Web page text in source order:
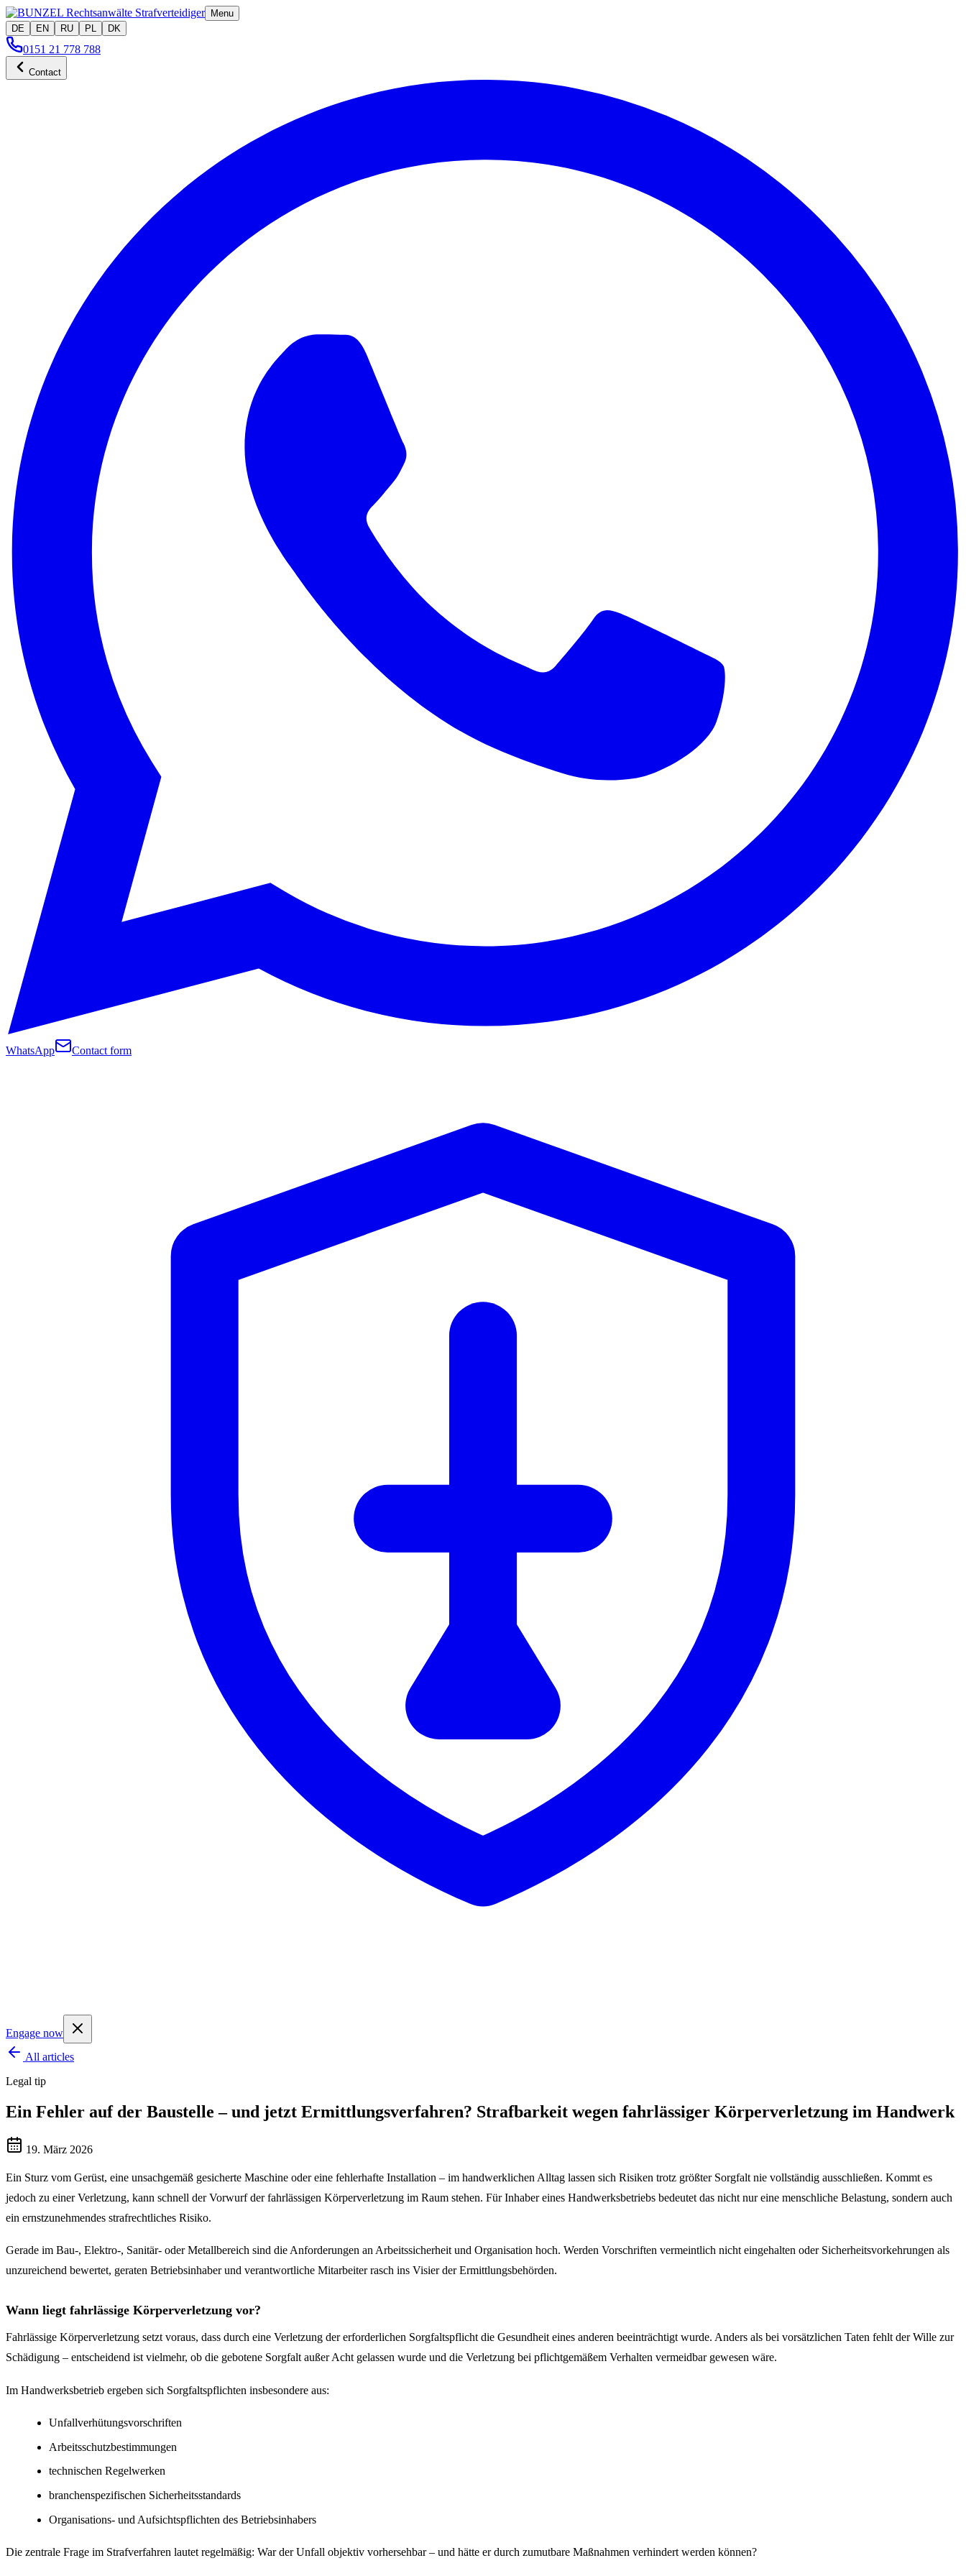
Menu
DE
EN RU PL DK
0151 21 778 788
Contact
WhatsApp Contact form
Engage now
All articles
Legal tip
Ein Fehler auf der Baustelle – und jetzt Ermittlungsverfahren? Strafbarkeit wegen fahrlässiger Körperverletzung im Handwerk
19. März 2026
Ein Sturz vom Gerüst, eine unsachgemäß gesicherte Maschine oder eine fehlerhafte Installation – im handwerklichen Alltag lassen sich Risiken trotz größter Sorgfalt nie vollständig ausschließen. Kommt es
jedoch zu einer Verletzung, kann schnell der Vorwurf der fahrlässigen Körperverletzung im Raum stehen. Für Inhaber eines Handwerksbetriebs bedeutet das nicht nur eine menschliche Belastung, sondern auch
ein ernstzunehmendes strafrechtliches Risiko.
Gerade im Bau-, Elektro-, Sanitär- oder Metallbereich sind die Anforderungen an Arbeitssicherheit und Organisation hoch. Werden Vorschriften vermeintlich nicht eingehalten oder Sicherheitsvorkehrungen als
unzureichend bewertet, geraten Betriebsinhaber und verantwortliche Mitarbeiter rasch ins Visier der Ermittlungsbehörden.
Wann liegt fahrlässige Körperverletzung vor?
Fahrlässige Körperverletzung setzt voraus, dass durch eine Verletzung der erforderlichen Sorgfaltspflicht die Gesundheit eines anderen beeinträchtigt wurde. Anders als bei vorsätzlichen Taten fehlt der Wille zur
Schädigung – entscheidend ist vielmehr, ob die gebotene Sorgfalt außer Acht gelassen wurde und die Verletzung bei pflichtgemäßem Verhalten vermeidbar gewesen wäre.
Im Handwerksbetrieb ergeben sich Sorgfaltspflichten insbesondere aus:
Unfallverhütungsvorschriften
Arbeitsschutzbestimmungen
technischen Regelwerken
branchenspezifischen Sicherheitsstandards
Organisations- und Aufsichtspflichten des Betriebsinhabers
Die zentrale Frage im Strafverfahren lautet regelmäßig: War der Unfall objektiv vorhersehbar – und hätte er durch zumutbare Maßnahmen verhindert werden können?